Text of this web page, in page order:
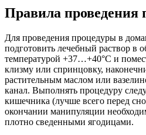
Правила проведения
Для проведения процедуры в
подготовить лечебный раствор в
температурой +37…+40°С и
клизму или спринцовку,
растительным маслом или
канал. Выполнять процедуру
кишечника (лучше всего перед
окончании манипуляции
плотно сведенными ягодицами.